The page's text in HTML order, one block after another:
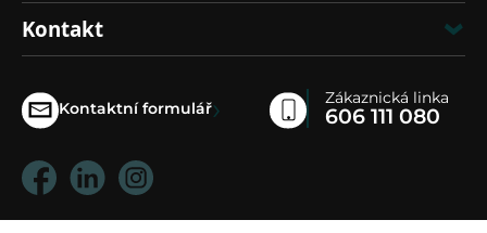
Kontakt
Kontaktní formulář› Zákaznická linka
606 111 080